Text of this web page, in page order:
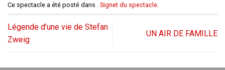
Ce spectacle a été posté dans . Signet du spectacle
Légende d’une vie de Stefan
Zweig
UN AIR DE FAMILLE